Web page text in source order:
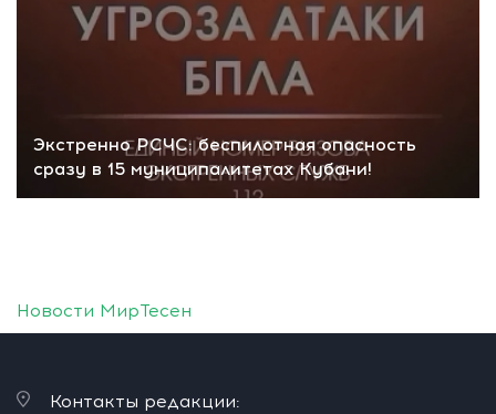
Экстренно РСЧС: беспилотная опасность
сразу в 15 муниципалитетах Кубани!
Новости МирТесен
Контакты редакции: